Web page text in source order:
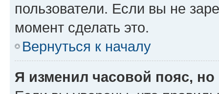
пользователи. Если вы не
момент сделать это.
Вернуться к началу
Я изменил часовой пояс,